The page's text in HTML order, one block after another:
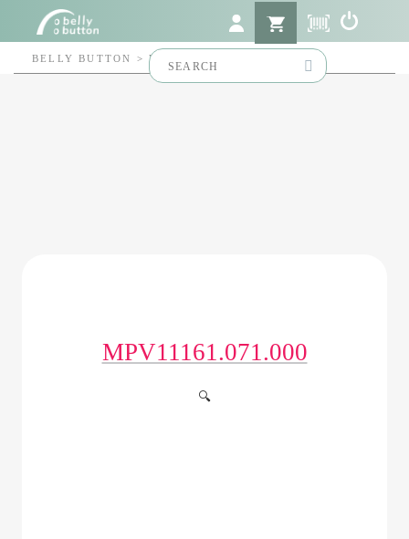
BELLY BUTTON >MPV11161.071.000
MPV11161.071.000
🔍